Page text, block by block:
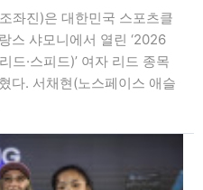
좌진)은 대한민국 스포츠클
스 샤모니에서 열린 ‘2026
드·스피드)’ 여자 리드 종목
다. 서채현(노스페이스 애슬